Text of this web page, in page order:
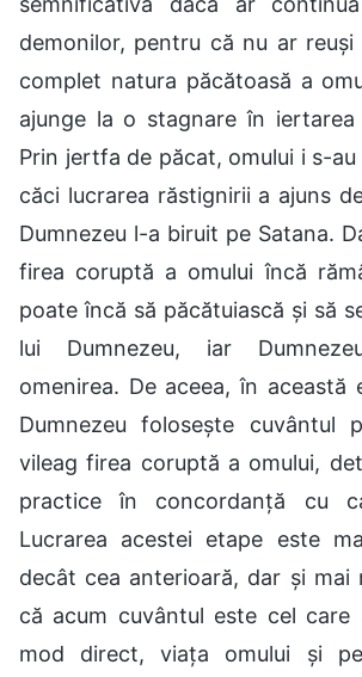
demonilor, pentru că nu ar
complet natura păcătoasă a
ajunge la o stagnare în iertarea
Prin jertfa de păcat, omului i s-
căci lucrarea răstignirii a ajuns
Dumnezeu l-a biruit pe Satana.
firea coruptă a omului încă
poate încă să păcătuiască și să
lui Dumnezeu, iar
omenirea. De aceea, în această
Dumnezeu folosește cuvântul
vileag firea coruptă a omului,
practice în concordanță cu
Lucrarea acestei etape este
decât cea anterioară, dar și mai
că acum cuvântul este cel care
mod direct, viața omului și